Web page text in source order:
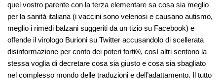
quel vostro parente con la terza elementare sa cosa sia meglio
per la sanità italiana (i vaccini sono velenosi e causano autismo,
meglio i rimedi balzani suggeriti da un tizio su Facebook) e
offende il virologo Burioni su Twitter accusandolo di scellerata
disinformazione per conto dei poteri forti®, così altri sentono la
stessa voglia di decretare cosa sia giusto e cosa sia sbagliato
nel complesso mondo delle traduzioni e dell’adattamento. Il tutto